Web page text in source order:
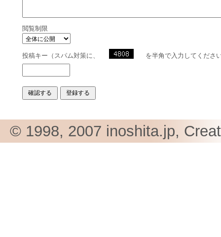
閲覧制限
投稿キー（スパム対策に、 を半角で入力してくださ
© 1998, 2007 inoshita.jp,